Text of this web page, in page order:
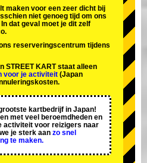
maken voor een zeer dicht bij
niet genoeg tijd om ons
dat geval moet je dit zelf
reserveringscentrum tijdens
STREET KART staat alleen
voor je activiteit (Japan
kartbedrijf in Japan!
met veel beroemdheden en
activiteit voor reizigers naar
je sterk aan zo snel
te maken.